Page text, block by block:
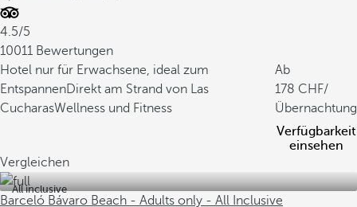
4.5/5
10011 Bewertungen
Hotel nur für Erwachsene, ideal zum
EntspannenDirekt am Strand von Las
CucharasWellness und Fitness
Ab
178
/
Übernachtung
Verfügbarkeit
einsehen
Vergleichen
All inclusive
Barceló Bávaro Beach - Adults only - All Inclusive